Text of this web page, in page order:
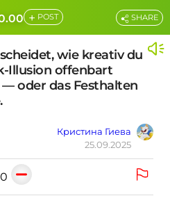
+ POST
wie kreativ du
Illusion offenbart
oder das Festhalten
Кристина Гиева
25.09.2025
SHARE
0